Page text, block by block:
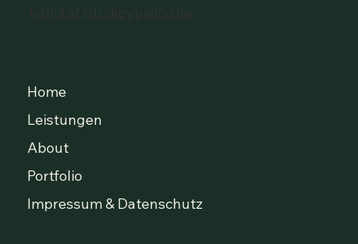
Home
Leistungen
About
Portfolio
Impressum & Datenschutz